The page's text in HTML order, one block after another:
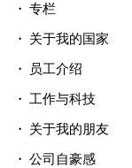
专栏
关于我的国家
员工介绍
工作与科技
关于我的朋友
公司自豪感